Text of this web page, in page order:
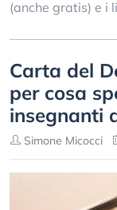
(anche gratis) e i
Carta del
per cosa
insegnanti
Simone Micocci